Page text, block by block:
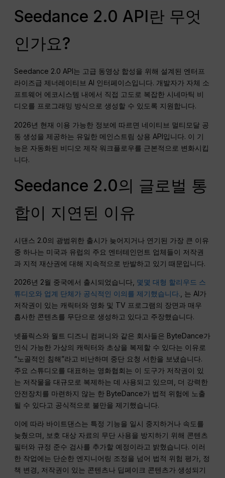
Seedance 2.0 API란 무엇
인가요?
Seedance 2.0 API는 고급 동영상 합성을 위해 설계된 엔터프
라이즈급 제너레이티브 AI 인터페이스입니다. 개발자가 자체 소
프트웨어 에코시스템 내에서 직접 고도로 복잡한 시네마틱 비
디오를 프로그래밍 방식으로 생성할 수 있도록 지원합니다.
2026년 현재 이용 가능한 정보에 따르면 네이티브 멀티모달 공
동 생성을 제공하는 유일한 메인스트림 상용 API입니다. 이 기
능은 자동화된 비디오 제작 워크플로우를 근본적으로 변화시킵
니다.
Seedance 2.0의 글로벌 통
합이 지연된 이유
시댄스 2.0의 광범위한 출시가 늦어지거나 연기된 가장 큰 이유
중 하나는 미국과 유럽의 주요 엔터테인먼트 업체들이 저작권
과 지적 재산권에 대해 지속적으로 반발하고 있기 때문입니다.
2026년 2월 중국에서 출시되었습니다, 몇몇 대형 할리우드 스
튜디오와 업계 단체가 공식적인 이의를 제기했습니다., 는 AI가
저작권이 있는 캐릭터와 영화 및 TV 프로그램의 장면과 매우
흡사한 콘텐츠를 무단으로 생성하고 있다고 주장했습니다.
넷플릭스와 월트 디즈니 컴퍼니와 같은 회사들은 ByteDance가
인식 가능한 가상의 캐릭터와 초상을 복제할 수 있다는 이유로
“노골적인 침해”라고 비난하며 중단 요청 서한을 보냈습니다.
주요 스튜디오를 대표하는 영화협회는 이 도구가 저작권이 있
는 저작물을 대규모로 복제하는 데 사용되고 있으며, 더 강력한
안전장치를 마련하지 않는 한 ByteDance가 법적 위험에 노출
될 수 있다고 공식적으로 불만을 제기했습니다.
이에 따라 바이트댄스는 특정 기능을 일시 중지하거나 속도를
늦췄으며, 보호 대상 자료의 무단 사용을 방지하기 위해 콘텐츠
필터와 규정 준수 검사를 추가할 예정이라고 밝혔습니다. 이러
한 작업에는 단순한 엔지니어링 조정을 넘어 법적 위험 평가, 정
책 변경, 저작권이 있는 콘텐츠나 딥페이크 콘텐츠가 생성되기